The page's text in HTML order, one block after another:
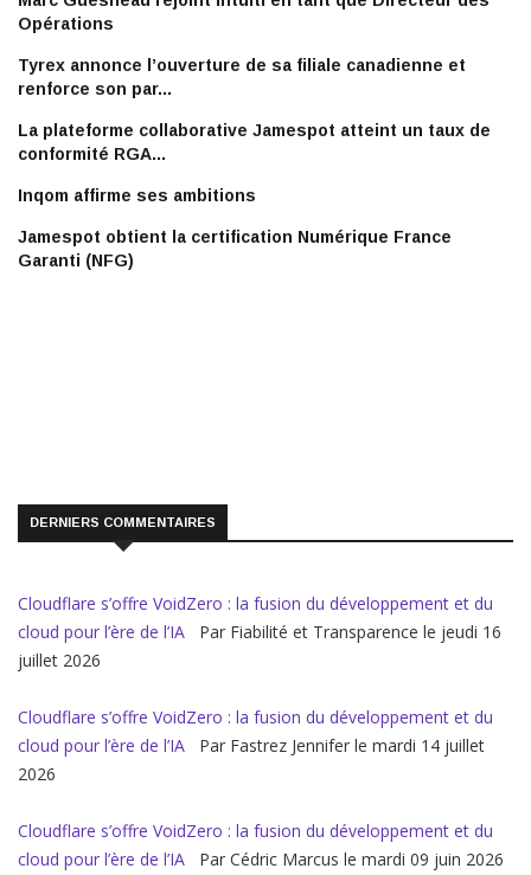
Opérations
Tyrex annonce l’ouverture de sa filiale canadienne et
renforce son par...
La plateforme collaborative Jamespot atteint un taux de
conformité RGA...
Inqom affirme ses ambitions
Jamespot obtient la certification Numérique France
Garanti (NFG)
DERNIERS COMMENTAIRES
Cloudflare s’offre VoidZero : la fusion du développement et du
cloud pour l’ère de l’IA
Par Fiabilité et Transparence le jeudi 16
juillet 2026
Cloudflare s’offre VoidZero : la fusion du développement et du
cloud pour l’ère de l’IA
Par Fastrez Jennifer le mardi 14 juillet
2026
Cloudflare s’offre VoidZero : la fusion du développement et du
cloud pour l’ère de l’IA
Par Cédric Marcus le mardi 09 juin 2026